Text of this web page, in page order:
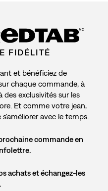
FIDÉLITÉ
MC
et bénéficiez de
chaque commande, à
des exclusivités sur les
Et comme votre jean,
avec le temps.
commande en
achats et échangez-les